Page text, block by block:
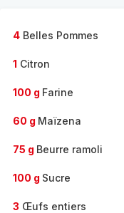
4 Belles Pommes
1 Citron
100 g Farine
60 g Maïzena
75 g Beurre ramoli
100 g Sucre
3 Œufs entiers